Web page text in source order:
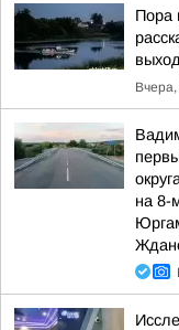
Пора
Вчера,
на 8-